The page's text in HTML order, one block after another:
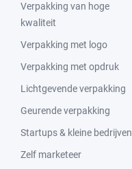
Verpakking van hoge
kwaliteit
Verpakking met logo
Verpakking met opdruk
Lichtgevende verpakking
Geurende verpakking
Startups & kleine bedrijven
Zelf marketeer